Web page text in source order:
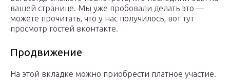
вашей странице. Мы уже пробовали делать это —
можете прочитать, что у нас получилось, вот тут
просмотр гостей вконтакте.
Продвижение
На этой вкладке можно приобрести платное участие.